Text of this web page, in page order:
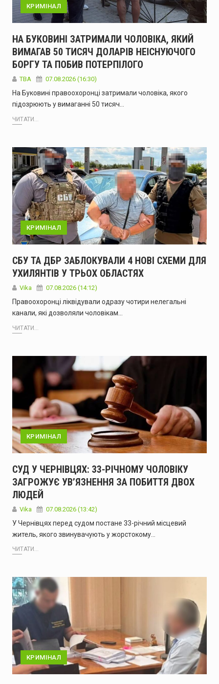
КРИМІНАЛ
НА БУКОВИНІ ЗАТРИМАЛИ ЧОЛОВІКА, ЯКИЙ
ВИМАГАВ 50 ТИСЯЧ ДОЛАРІВ НЕІСНУЮЧОГО
БОРГУ ТА ПОБИВ ПОТЕРПІЛОГО
ТВА 07.08.2026 (16:30)
На Буковині правоохоронці затримали чоловіка, якого
підозрюють у вимаганні 50 тисяч…
ЧИТАТИ...
КРИМІНАЛ
СБУ ТА ДБР ЗАБЛОКУВАЛИ 4 НОВІ СХЕМИ ДЛЯ
УХИЛЯНТІВ У ТРЬОХ ОБЛАСТЯХ
Vika 07.08.2026 (14:12)
Правоохоронці ліквідували одразу чотири нелегальні
канали, які дозволяли чоловікам…
ЧИТАТИ...
КРИМІНАЛ
СУД У ЧЕРНІВЦЯХ: 33-РІЧНОМУ ЧОЛОВІКУ
ЗАГРОЖУЄ УВ’ЯЗНЕННЯ ЗА ПОБИТТЯ ДВОХ
ЛЮДЕЙ
Vika 07.08.2026 (13:42)
У Чернівцях перед судом постане 33-річний місцевий
житель, якого звинувачують у жорстокому…
ЧИТАТИ...
КРИМІНАЛ